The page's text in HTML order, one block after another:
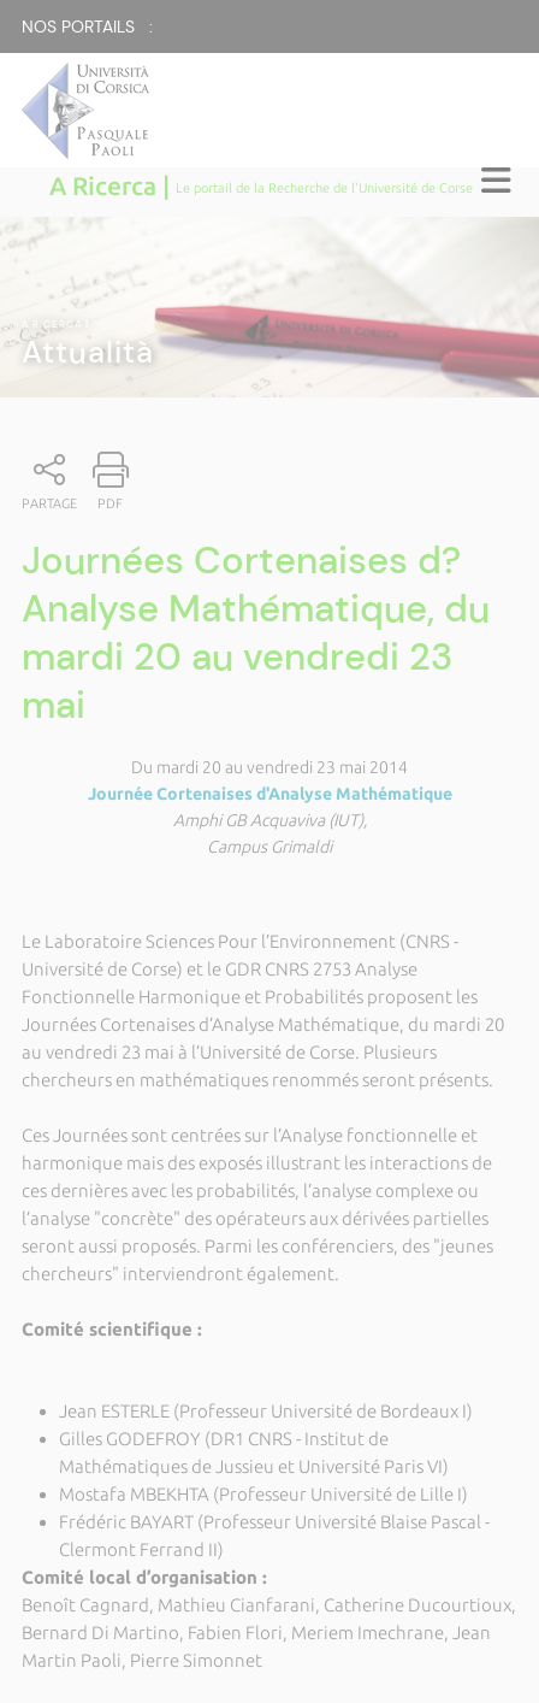
NOS PORTAILS :
A Ricerca | Le portail de la Recherche de l'Université de Corse
A RICERCA
Attualità
PARTAGE PDF
Journées Cortenaises d?
Analyse Mathématique, du
mardi 20 au vendredi 23
mai
Du mardi 20 au vendredi 23 mai 2014
Journée Cortenaises d'Analyse Mathématique
Amphi GB Acquaviva (IUT),
Campus Grimaldi
Le Laboratoire Sciences Pour l’Environnement (CNRS -
Université de Corse) et le GDR CNRS 2753 Analyse
Fonctionnelle Harmonique et Probabilités proposent les
Journées Cortenaises d’Analyse Mathématique, du mardi 20
au vendredi 23 mai à l’Université de Corse. Plusieurs
chercheurs en mathématiques renommés seront présents.
Ces Journées sont centrées sur l’Analyse fonctionnelle et
harmonique mais des exposés illustrant les interactions de
ces dernières avec les probabilités, l’analyse complexe ou
l’analyse "concrète" des opérateurs aux dérivées partielles
seront aussi proposés. Parmi les conférenciers, des "jeunes
chercheurs" interviendront également.
Comité scientifique :
Jean ESTERLE (Professeur Université de Bordeaux I)
Gilles GODEFROY (DR1 CNRS - Institut de
Mathématiques de Jussieu et Université Paris VI)
Mostafa MBEKHTA (Professeur Université de Lille I)
Frédéric BAYART (Professeur Université Blaise Pascal -
Clermont Ferrand II)
Comité local d’organisation :
Benoît Cagnard, Mathieu Cianfarani, Catherine Ducourtioux,
Bernard Di Martino, Fabien Flori, Meriem Imechrane, Jean
Martin Paoli, Pierre Simonnet